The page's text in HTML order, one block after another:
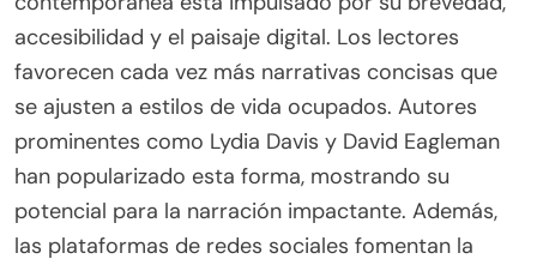
accesibilidad y el paisaje digital. Los lectores
favorecen cada vez más narrativas concisas que
se ajusten a estilos de vida ocupados. Autores
prominentes como Lydia Davis y David Eagleman
han popularizado esta forma, mostrando su
potencial para la narración impactante. Además,
las plataformas de redes sociales fomentan la